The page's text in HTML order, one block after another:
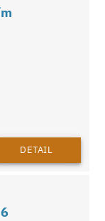
DETAIL